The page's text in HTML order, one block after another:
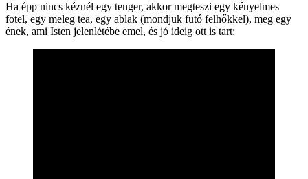
Ha épp nincs kéznél egy tenger, akkor megteszi egy kényelmes
fotel, egy meleg tea, egy ablak (mondjuk futó felhőkkel), meg egy
ének, ami Isten jelenlétébe emel, és jó ideig ott is tart: